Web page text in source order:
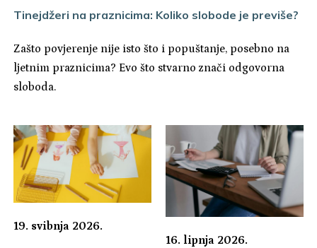
Tinejdžeri na praznicima: Koliko slobode je previše?
Zašto povjerenje nije isto što i popuštanje, posebno na
ljetnim praznicima? Evo što stvarno znači odgovorna
sloboda.
19. svibnja 2026.
16. lipnja 2026.